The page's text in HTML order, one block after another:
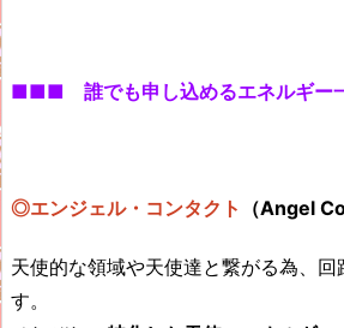
■■■ 誰でも申し込めるエネルギ
◎エンジェル・コンタクト （Angel
天使的な領域や天使達と繋がる為、回
す。